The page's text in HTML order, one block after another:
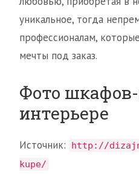
уникальное, тогда
профессионалам,
мечты под заказ.
Фото
интерьере
Источник:
http://
kupe/